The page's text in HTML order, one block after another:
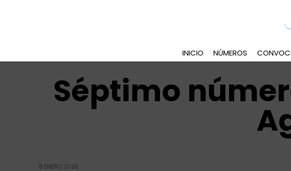
INICIO NÚMEROS
Séptimo
8 ENERO 2026